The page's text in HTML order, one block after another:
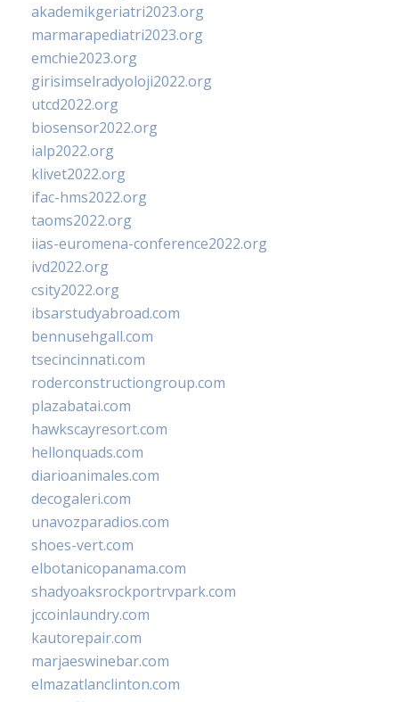
akademikgeriatri2023.org
marmarapediatri2023.org
emchie2023.org
girisimselradyoloji2022.org
utcd2022.org
biosensor2022.org
ialp2022.org
klivet2022.org
ifac-hms2022.org
taoms2022.org
iias-euromena-conference2022.org
ivd2022.org
csity2022.org
ibsarstudyabroad.com
bennusehgall.com
tsecincinnati.com
roderconstructiongroup.com
plazabatai.com
hawkscayresort.com
hellonquads.com
diarioanimales.com
decogaleri.com
unavozparadios.com
shoes-vert.com
elbotanicopanama.com
shadyoaksrockportrvpark.com
jccoinlaundry.com
kautorepair.com
marjaeswinebar.com
elmazatlanclinton.com